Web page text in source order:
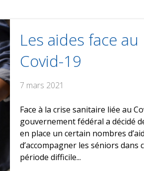
Les aides face au
Covid-19
7 mars 2021
Face à la crise sanitaire liée au
gouvernement fédéral a décidé
en place un certain nombres
d’accompagner les séniors dans
période difficile...